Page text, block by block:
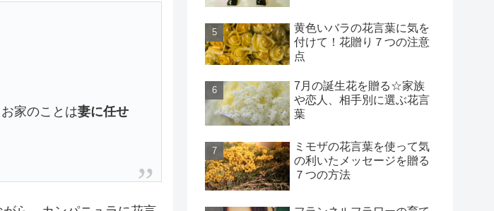
家のことは妻に任せ
黄色いバラの花言葉に気を
付けて！花贈り７つの注意
点
7月の誕生花を贈る☆家族
や恋人、相手別に選ぶ花言
葉
ミモザの花言葉を使って気
の利いたメッセージを贈る
７つの方法